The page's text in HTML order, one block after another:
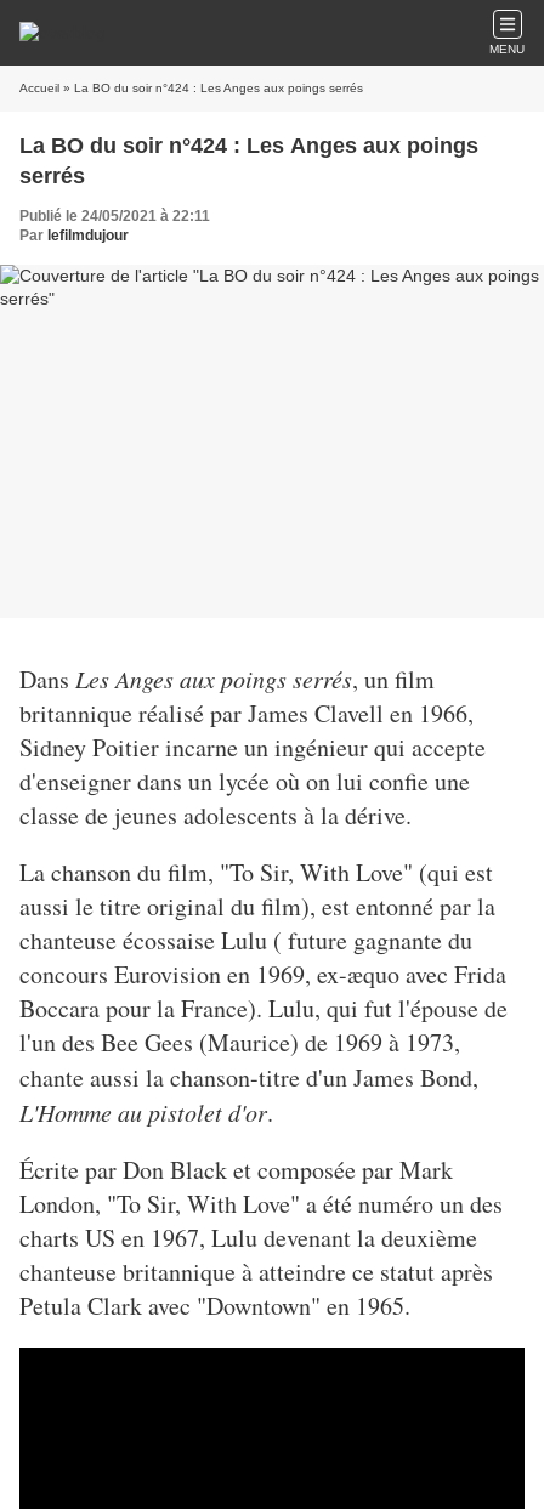
MENU
Accueil » La BO du soir n°424 : Les Anges aux poings serrés
La BO du soir n°424 : Les Anges aux poings
serrés
Publié le 24/05/2021 à 22:11
Par lefilmdujour
Dans Les Anges aux poings serrés, un film
britannique réalisé par James Clavell en 1966,
Sidney Poitier incarne un ingénieur qui accepte
d'enseigner dans un lycée où on lui confie une
classe de jeunes adolescents à la dérive.
La chanson du film, "To Sir, With Love" (qui est
aussi le titre original du film), est entonné par la
chanteuse écossaise Lulu ( future gagnante du
concours Eurovision en 1969, ex-æquo avec Frida
Boccara pour la France). Lulu, qui fut l'épouse de
l'un des Bee Gees (Maurice) de 1969 à 1973,
chante aussi la chanson-titre d'un James Bond,
L'Homme au pistolet d'or.
Écrite par Don Black et composée par Mark
London, "To Sir, With Love" a été numéro un des
charts US en 1967, Lulu devenant la deuxième
chanteuse britannique à atteindre ce statut après
Petula Clark avec "Downtown" en 1965.